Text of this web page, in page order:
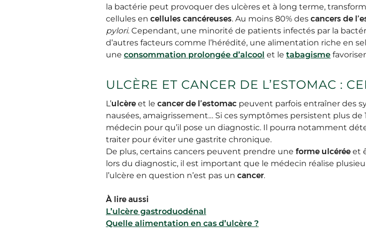
la bactérie peut provoquer des ulcères et à long terme,
cellules en cellules cancéreuses. Au moins 80% des cancers de
pylori. Cependant, une minorité de patients infectés par la
d’autres facteurs comme l’hérédité, une alimentation riche en
une consommation prolongée d’alcool et le tabagisme
ULCÈRE ET CANCER DE L’ESTOMAC :
L’ulcère et le cancer de l’estomac peuvent parfois entraîner des
nausées, amaigrissement… Si ces symptômes persistent plus
médecin pour qu’il pose un diagnostic. Il pourra notamment
traiter pour éviter une gastrite chronique.
De plus, certains cancers peuvent prendre une forme ulcérée et
lors du diagnostic, il est important que le médecin réalise
l’ulcère en question n’est pas un cancer.
À lire aussi
L’ulcère gastroduodénal
Quelle alimentation en cas d’ulcère ?